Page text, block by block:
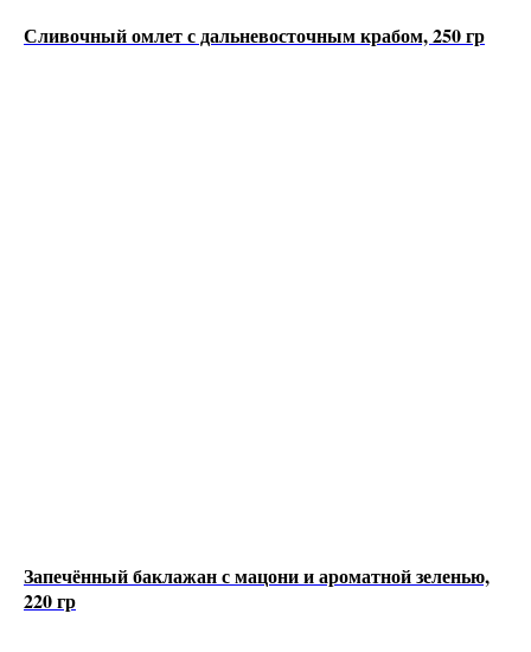
Сливочный омлет с дальневосточным крабом, 250 гр
Запечённый баклажан с мацони и ароматной зеленью,
220 гр